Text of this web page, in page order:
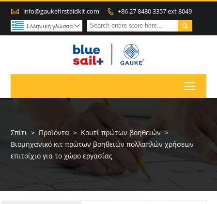
 info@gaukefirstaidkit.com  +86 27 8480 3357 ext 8049

Ελληνική γλώσσα 
Σπίτι > Προϊόντα > Κουτί πρώτων βοηθειών >
Βιομηχανικό κιτ πρώτων βοηθειών πολλαπλών χρήσεων
επιτοίχιο για το χώρο εργασίας